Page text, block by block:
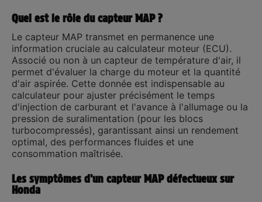
Quel est le rôle du capteur MAP ?
Le capteur MAP transmet en permanence une
information cruciale au calculateur moteur (ECU).
Associé ou non à un capteur de température d'air, il
permet d'évaluer la charge du moteur et la quantité
d'air aspirée. Cette donnée est indispensable au
calculateur pour ajuster précisément le temps
d'injection de carburant et l'avance à l'allumage ou la
pression de suralimentation (pour les blocs
turbocompressés), garantissant ainsi un rendement
optimal, des performances fluides et une
consommation maîtrisée.
Les symptômes d'un capteur MAP défectueux sur
Honda